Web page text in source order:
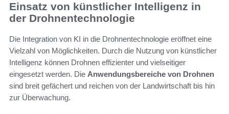
Einsatz von künstlicher Intelligenz in
der Drohnentechnologie
Die Integration von KI in die Drohnentechnologie eröffnet eine
Vielzahl von Möglichkeiten. Durch die Nutzung von künstlicher
Intelligenz können Drohnen effizienter und vielseitiger
eingesetzt werden. Die Anwendungsbereiche von Drohnen
sind breit gefächert und reichen von der Landwirtschaft bis hin
zur Überwachung.